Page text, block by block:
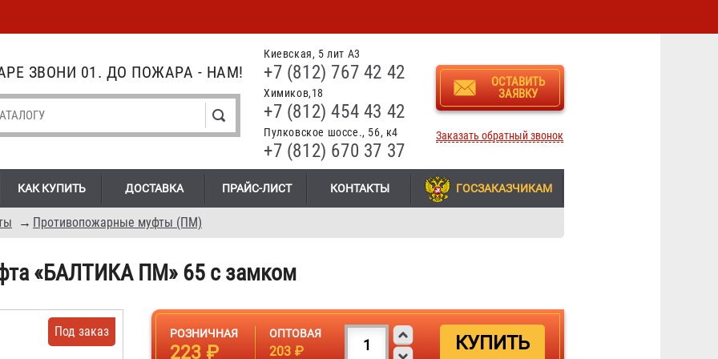
Киевская, 5 лит А3
+7 (812) 767 42 42
Химиков,18
+7 (812) 454 43 42
Пулковское шоссе., 56, к4
+7 (812) 670 37 37
ОСТАВИТЬ
ЗАЯВКУ
Заказать обратный звонок
ЗВОНИ 01. ДО ПОЖАРА - НАМ!
КАК КУПИТЬ ДОСТАВКА ПРАЙС-ЛИСТ КОНТАКТЫ ГОСЗАКАЗЧИКАМ
→ Противопожарные муфты (ПМ)
«БАЛТИКА ПМ» 65 с замком
Под заказ РОЗНИЧНАЯ
223 ₽
ОПТОВАЯ
203 ₽